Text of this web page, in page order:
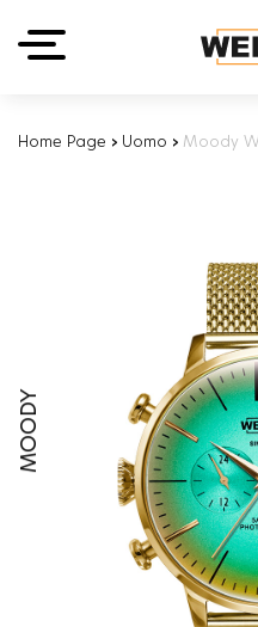
Home Page › Uomo › Moody
MOODY